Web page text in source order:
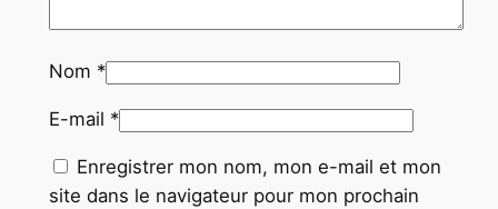
m
Nom *
E-mail *
Enregistrer mon nom, mon e-mail et mon
site dans le navigateur pour mon prochain